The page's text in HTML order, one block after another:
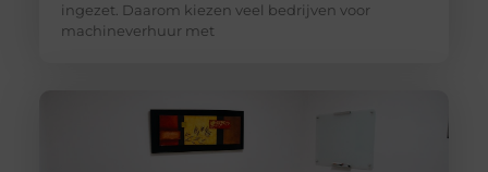
ingezet. Daarom kiezen veel bedrijven voor
machineverhuur met